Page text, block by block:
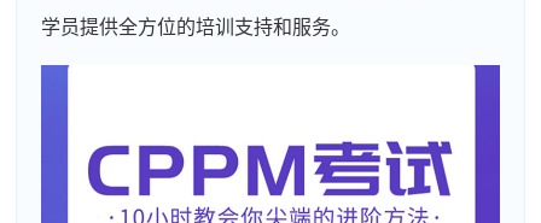
学员提供全方位的培训支持和服务。